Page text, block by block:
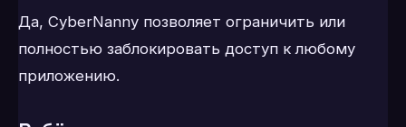
Да, CyberNanny позволяет ограничить или
полностью заблокировать доступ к любому
приложению.